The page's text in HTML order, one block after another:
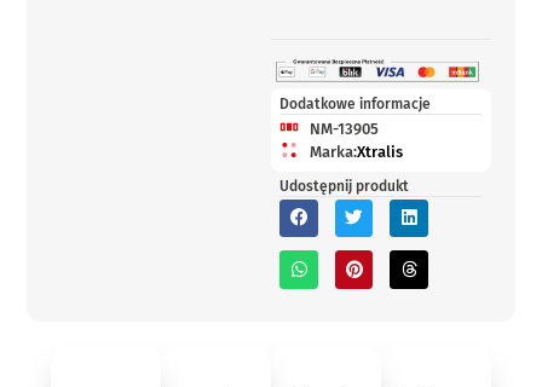
Dodatkowe informacje
NM-13905
Marka:Xtralis
Udostępnij produkt